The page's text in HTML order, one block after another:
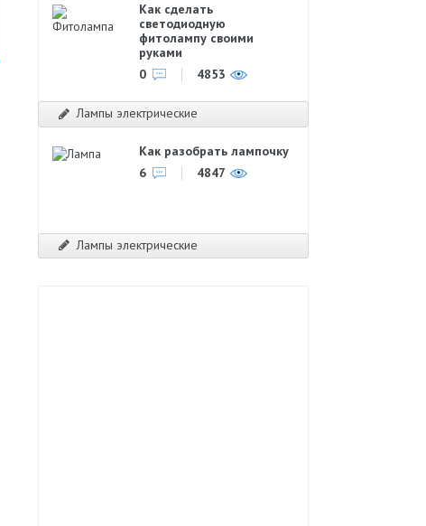
Как сделать
светодиодную
фитолампу своими
руками
0
4853
Лампы электрические
Как разобрать лампочку
6
4847
Лампы электрические